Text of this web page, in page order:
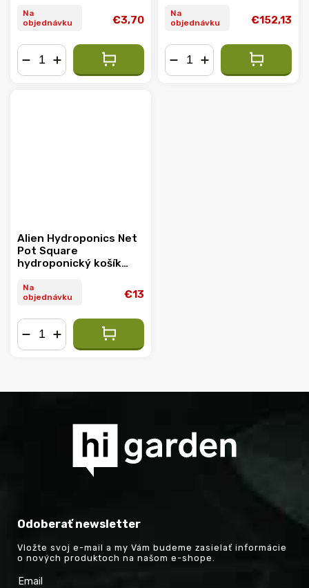
Na
objednávku
€3,70
Na
objednávku
€152,13
Alien Hydroponics Net
Pot Square
hydroponický košík
Na
objednávku
€13
Odoberať newsletter
Vložte svoj e-mail a my Vám budeme zasielať informácie
o nových produktoch na našom e-shope.
Email